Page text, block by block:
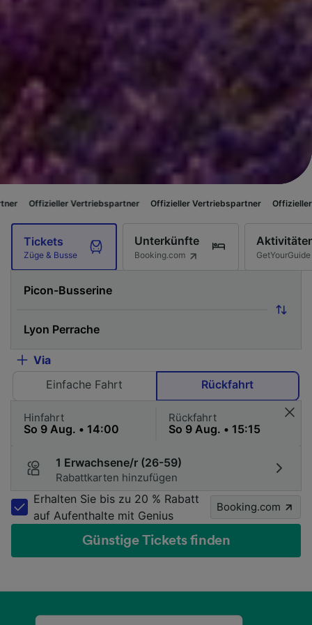
Vertriebspartner Offizieller Vertriebspartner Offizieller
Tickets
Züge & Busse
Unterkünfte
Booking.com GetYourGuide
Via
Einfache Fahrt
Rückfahrt
Hinfahrt Rückfahrt
1 Erwachsene/r (26-59)
Rabattkarten hinzufügen
Erhalten Sie bis zu 20 % Rabatt
auf Aufenthalte mit Genius
Booking.com
Günstige Tickets finden